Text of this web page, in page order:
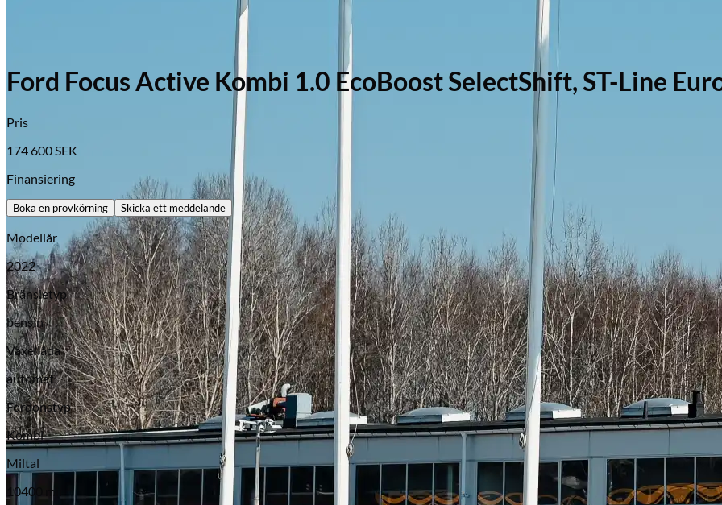
Opel
Ford Focus Active Kombi 1.0 EcoBoost SelectShift, ST-Line
Pris
174 600 SEK
Finansiering
Boka en provkörning Skicka ett meddelande
Modellår
2022
Bränsletyp
bensin
Växellåda
automat
Fordonstyp
Kombi
Miltal
10400 mil